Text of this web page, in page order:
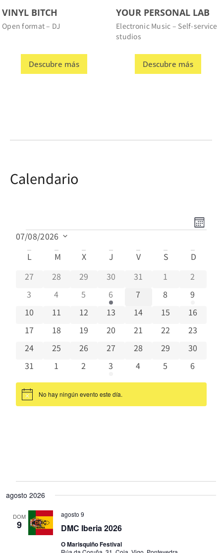
Open format – DJ
Electronic Music – Self-service
studios
de
Selecciona
la
fecha.
Calendario
de
Eventos
L M
0 eventos
27 0 eventos
28 0 eventos
29 0 eventos
30 0 eventos
31 0 eventos
1 0
2
0 eventos
3 0 eventos
4 0 eventos
5 1 evento
6 0 eventos
7 0 eventos
8 1 evento
9
0 eventos
10 0 eventos
11 0 eventos
12 0 eventos
13 0 eventos
14 0 eventos
15 0 eventos
16
0 eventos
17 0 eventos
18 0 eventos
19 0 eventos
20 0 eventos
21 0 eventos
22 0 eventos
23
0 eventos
24 0 eventos
25 0 eventos
26 0 eventos
27 0 eventos
28 0 eventos
29 0 eventos
30
0 eventos
31 0 eventos
1 0 eventos
2 1 evento
3 0 eventos
4 0 eventos
5 0
6
DOM
DMC Iberia 2026
agosto 9
O Marisquiño Festival
Spain